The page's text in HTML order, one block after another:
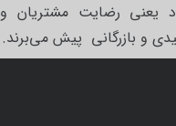
یعنی رضایت مشتریان
و بازرگانی پیش می‌برند.